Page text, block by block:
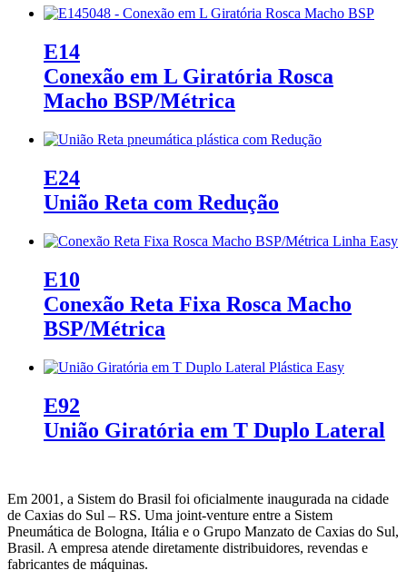
E14
Conexão em L Giratória Rosca
Macho BSP/Métrica
E24
União Reta com Redução
E10
Conexão Reta Fixa Rosca Macho
BSP/Métrica
E92
União Giratória em T Duplo Lateral
Em 2001, a Sistem do Brasil foi oficialmente inaugurada na cidade
de Caxias do Sul – RS. Uma joint-venture entre a Sistem
Pneumática de Bologna, Itália e o Grupo Manzato de Caxias do Sul,
Brasil. A empresa atende diretamente distribuidores, revendas e
fabricantes de máquinas.